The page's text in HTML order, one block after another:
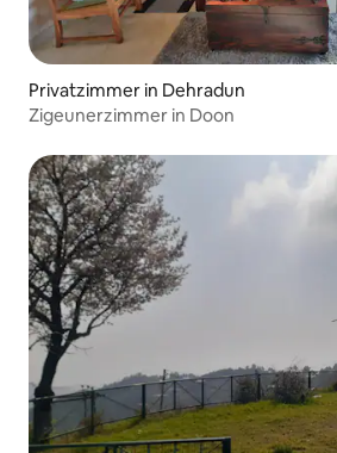
Privatzimmer in Dehradun
Zigeunerzimmer in Doon